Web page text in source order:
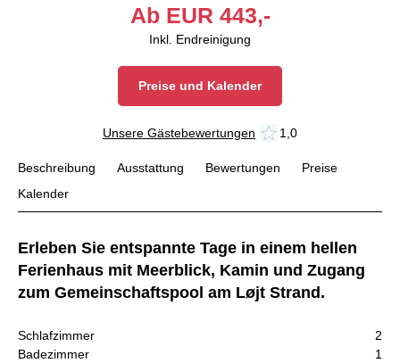
Ab EUR 443,-
Inkl. Endreinigung
Preise und Kalender
Unsere Gästebewertungen 1,0
Beschreibung Ausstattung Bewertungen
Preise
Kalender
Erleben Sie entspannte Tage in einem hellen
Ferienhaus mit Meerblick, Kamin und Zugang
zum Gemeinschaftspool am Løjt Strand.
Schlafzimmer
2
Badezimmer
1